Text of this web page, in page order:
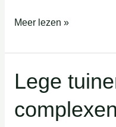
21/2/2026
Meer lezen »
Lege
complexen
Lege
tuinen
op